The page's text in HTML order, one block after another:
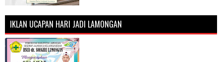
IKLAN UCAPAN HARI JADI LAMONGAN